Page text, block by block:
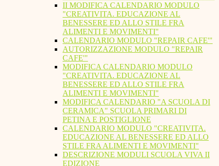
II MODIFICA CALENDARIO MODULO
"CREATIVITA. EDUCAZIONE AL
BENESSERE ED ALLO STILE FRA
ALIMENTI E MOVIMENTI"
CALENDARIO MODULO "REPAIR CAFE'"
AUTORIZZAZIONE MODULO "REPAIR
CAFE'"
MODIFICA CALENDARIO MODULO
"CREATIVITA. EDUCAZIONE AL
BENESSERE ED ALLO STILE FRA
ALIMENTI E MOVIMENTI"
MODIFICA CALENDARIO "A SCUOLA DI
CERAMICA" SCUOLA PRIMARI DI
PETINA E POSTIGLIONE
CALENDARIO MODULO "CREATIVITA.
EDUCAZIONE AL BENESSERE ED ALLO
STILE FRA ALIMENTI E MOVIMENTI"
DESCRIZIONE MODULI SCUOLA VIVA II
EDIZIONE